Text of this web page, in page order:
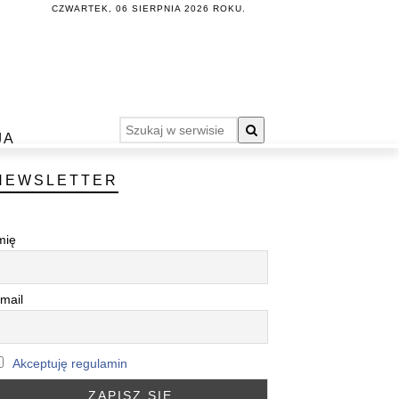
CZWARTEK, 06 SIERPNIA 2026 ROKU.
Akceptuję regulamin